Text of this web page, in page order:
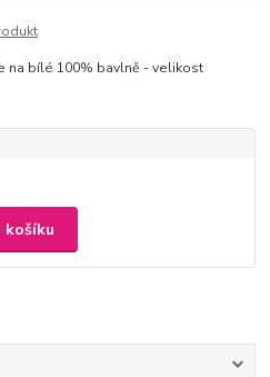
na bílé 100% bavlně - velikost
košíku